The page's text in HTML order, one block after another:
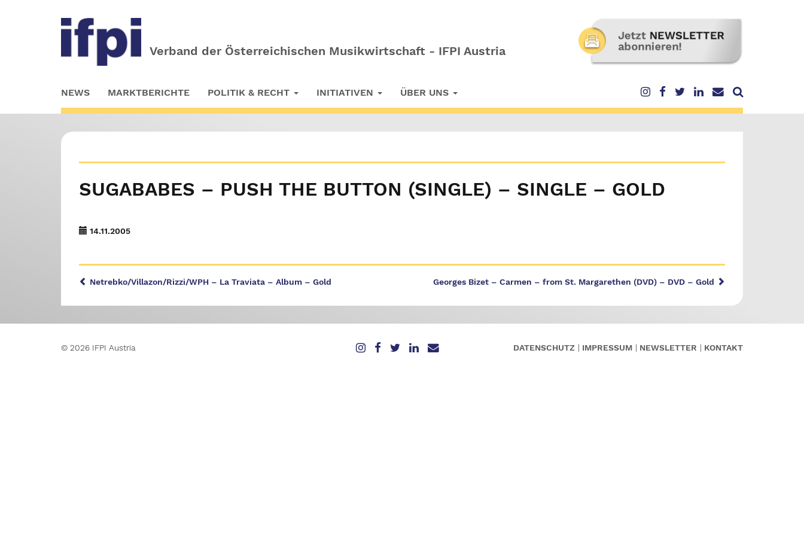
Verband der Österreichischen Musikwirtschaft - IFPI Austria
to
main
NEWS MARKTBERICHTE POLITIK & RECHT INITIATIVEN ÜBER UNS
SUGABABES – PUSH THE BUTTON (SINGLE) – SINGLE – GOLD
14.11.2005
Georges Bizet – Carmen – from St. Margarethen (DVD) – DVD – Gold
Netrebko/Villazon/Rizzi/WPH – La Traviata – Album – Gold
© 2026 IFPI Austria DATENSCHUTZ IMPRESSUM NEWSLETTER KONTAKT